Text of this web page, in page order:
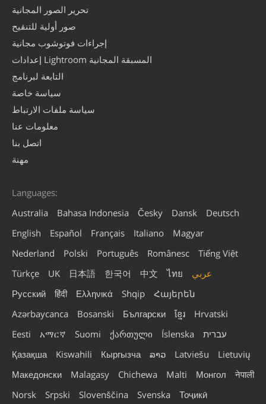
تحرير الصور المجانية
صور أولية للتنقيح
إجراءات فوتوشوب مجانية
إعدادات Lightroom المسبقة المجانية
التابعة لبرنامج
سياسة خاصة
سياسة ملفات الارتباط
معلومات عنا
اتصل بنا
مهنة
Languages:
Australia
Bahasa Indonesia Česky Dansk
Deutsch
English
Español Français Italiano
Magyar
Nederland
Polski Português Românesc
Tiếng Việt
Türkçe
UK 日本語 한국어 中文 ไทย
عربي
Русский
हिंदी Ελληνικά Shqip
Հայերեն
Azərbaycanca
Bosanski Български ខ្មែរ
Hrvatski
Eesti
አማርኛ Suomi ქართული Íslenska
עברית
Қазақша
Kiswahili Кыргызча ລາວ Latviešu
Lietuvių
Македонски
Malagasy Chichewa Malti Монгол
नेपाली
Norsk
Srpski Slovenščina Svenska Тоҷикӣ